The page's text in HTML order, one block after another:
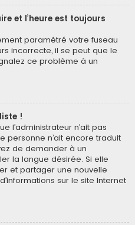
et l’heure est toujours
paramétré votre fuseau
incorrecte, il se peut que le
ce problème à un
!
l’administrateur n’ait pas
personne n’ait encore traduit
de demander à un
la langue désirée. Si elle
et partager une nouvelle
sur le site Internet